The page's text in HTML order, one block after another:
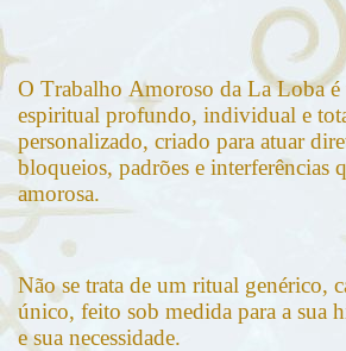
O Trabalho Amoroso da La Loba é
espiritual profundo, individual e
personalizado, criado para atuar
bloqueios, padrões e interferências
amorosa.
Não se trata de um ritual genérico,
único, feito sob medida para a sua
e sua necessidade.